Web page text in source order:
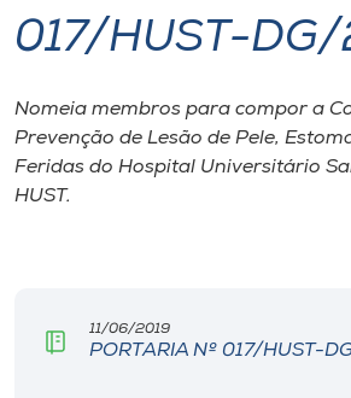
I.nova
Diplomados
Cultura
Biblioteca
017/HUST-
Nomeia membros para compor a
Prevenção de Lesão de Pele,
Feridas do Hospital Universitário
HUST.
11/06/2019
PORTARIA Nº 017/HUST-